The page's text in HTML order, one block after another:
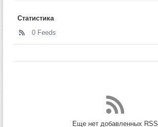
Статистика
0 Feeds
Еще нет добавленных RSS